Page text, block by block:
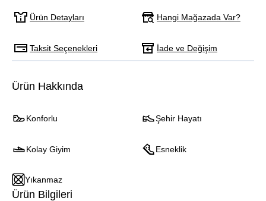
Ürün Detayları Hangi Mağazada Var?
Taksit Seçenekleri İade ve Değişim
Ürün Hakkında
Konforlu Şehir Hayatı
Kolay Giyim Esneklik
Yıkanmaz
Ürün Bilgileri